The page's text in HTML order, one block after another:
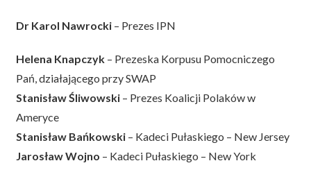
Dr Karol Nawrocki – Prezes IPN
Helena Knapczyk – Prezeska Korpusu Pomocniczego
Pań, działającego przy SWAP
Stanisław Śliwowski – Prezes Koalicji Polaków w
Ameryce
Stanisław Bańkowski – Kadeci Pułaskiego – New Jersey
Jarosław Wojno – Kadeci Pułaskiego – New York